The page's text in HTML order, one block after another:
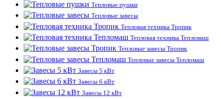
Тепловые пушки
Тепловые завесы
Тепловая техника Тропик
Тепловая техника Тепломаш
Тепловые завесы Тропик
Тепловые завесы Тепломаш
Завесы 5 кВт
Завесы 6 кВт
Завесы 12 кВт